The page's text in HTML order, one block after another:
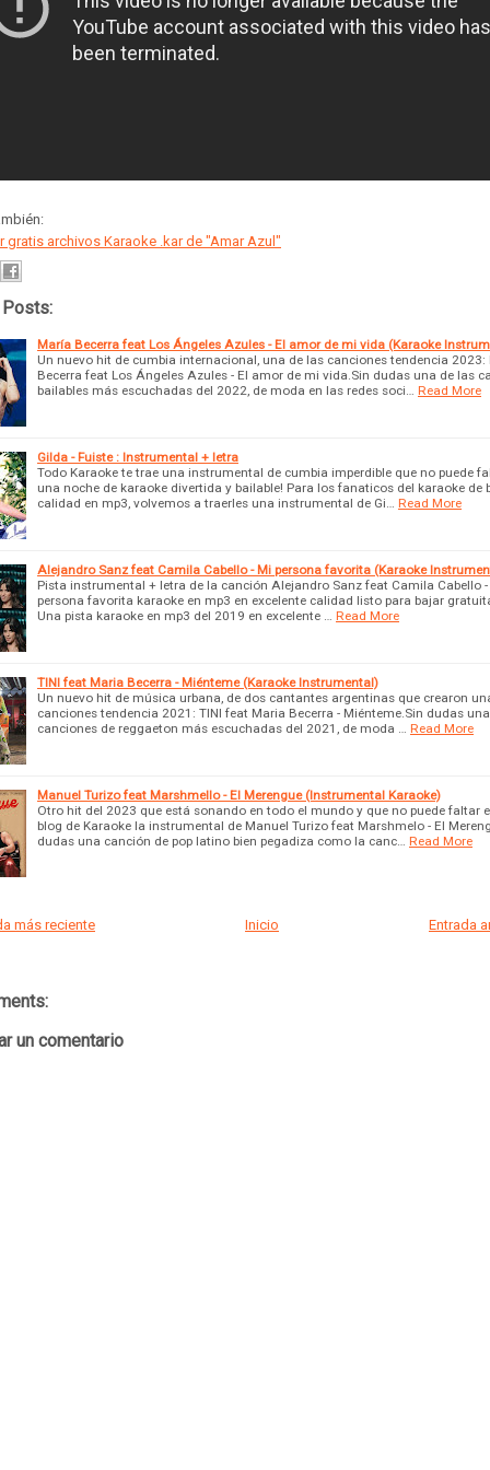
gratis archivos Karaoke .kar de "Amar Azul"
María Becerra feat Los Ángeles Azules - El amor de mi vida (Karaoke
Un nuevo hit de cumbia internacional, una de las canciones tendencia 2023:
Becerra feat Los Ángeles Azules - El amor de mi vida.Sin dudas una de las
bailables más escuchadas del 2022, de moda en las redes soci…
Read More
Gilda - Fuiste : Instrumental + letra
Todo Karaoke te trae una instrumental de cumbia imperdible que no puede
una noche de karaoke divertida y bailable! Para los fanaticos del karaoke de
calidad en mp3, volvemos a traerles una instrumental de Gi…
Read More
Alejandro Sanz feat Camila Cabello - Mi persona favorita (Karaoke
Pista instrumental + letra de la canción Alejandro Sanz feat Camila Cabello
persona favorita karaoke en mp3 en excelente calidad listo para bajar
Una pista karaoke en mp3 del 2019 en excelente …
Read More
TINI feat Maria Becerra - Miénteme (Karaoke Instrumental)
Un nuevo hit de música urbana, de dos cantantes argentinas que crearon
canciones tendencia 2021: TINI feat Maria Becerra - Miénteme.Sin dudas
canciones de reggaeton más escuchadas del 2021, de moda …
Read More
Manuel Turizo feat Marshmello - El Merengue (Instrumental Karaoke)
Otro hit del 2023 que está sonando en todo el mundo y que no puede faltar
blog de Karaoke la instrumental de Manuel Turizo feat Marshmelo - El
dudas una canción de pop latino bien pegadiza como la canc…
Read More
más reciente Entrada
Inicio
un comentario